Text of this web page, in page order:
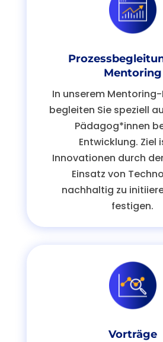
Mentoring
In unserem
begleiten Sie speziell
Pädagog*innen
Entwicklung. Ziel
Innovationen durch
Einsatz von
nachhaltig zu
festigen.
Vorträge